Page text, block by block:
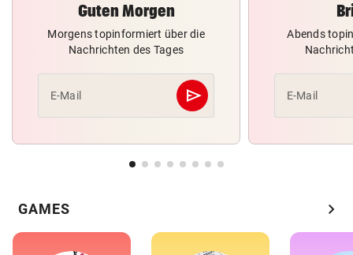
Guten Morgen
Morgens topinformiert über die
Nachrichten des Tages
E-Mail send
Abschicken
Abends
E-Mail
GAMES chevron_right